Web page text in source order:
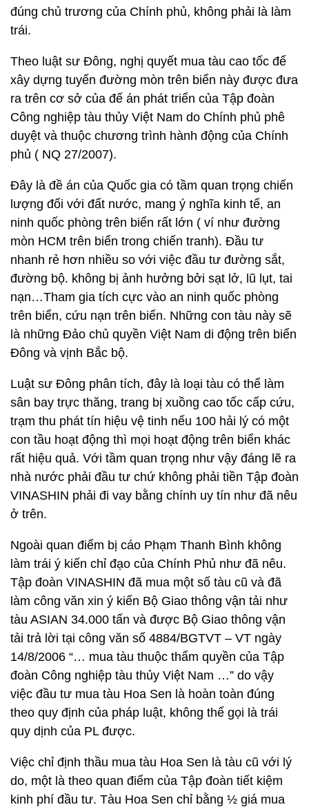
đúng chủ trương của Chính phủ, không phải là làm
trái.
Theo luật sư Đông, nghị quyết mua tàu cao tốc để
xây dựng tuyến đường mòn trên biển này được đưa
ra trên cơ sở của đế án phát triển của Tập đoàn
Công nghiệp tàu thủy Việt Nam do Chính phủ phê
duyệt và thuộc chương trình hành động của Chính
phủ ( NQ 27/2007).
Đây là đề án của Quốc gia có tầm quan trọng chiến
lượng đối với đất nước, mang ý nghĩa kinh tế, an
ninh quốc phòng trên biển rất lớn ( ví như đường
mòn HCM trên biển trong chiến tranh). Đầu tư
nhanh rẻ hơn nhiều so với việc đầu tư đường sắt,
đường bộ. không bị ảnh hưởng bởi sạt lở, lũ lụt, tai
nạn…Tham gia tích cực vào an ninh quốc phòng
trên biển, cứu nạn trên biển. Những con tàu này sẽ
là những Đảo chủ quyền Việt Nam di động trên biển
Đông và vịnh Bắc bộ.
Luật sư Đông phân tích, đây là loại tàu có thể làm
sân bay trực thăng, trang bị xuồng cao tốc cấp cứu,
trạm thu phát tín hiệu vệ tinh nếu 100 hải lý có một
con tầu hoạt động thì mọi hoạt động trên biển khác
rất hiệu quả. Với tầm quan trọng như vậy đáng lẽ ra
nhà nước phải đầu tư chứ không phải tiền Tập đoàn
VINASHIN phải đi vay bằng chính uy tín như đã nêu
ở trên.
Ngoài quan điểm bị cáo Phạm Thanh Bình không
làm trái ý kiến chỉ đạo của Chính Phủ như đã nêu.
Tập đoàn VINASHIN đã mua một số tàu cũ và đã
làm công văn xin ý kiến Bộ Giao thông vận tải như
tàu ASIAN 34.000 tấn và được Bộ Giao thông vận
tải trả lời tại công văn số 4884/BGTVT – VT ngày
14/8/2006 “… mua tàu thuộc thẩm quyền của Tập
đoàn Công nghiệp tàu thủy Việt Nam …” do vậy
việc đầu tư mua tàu Hoa Sen là hoàn toàn đúng
theo quy định của pháp luật, không thể gọi là trái
quy dịnh của PL được.
Việc chỉ định thầu mua tàu Hoa Sen là tàu cũ với lý
do, một là theo quan điểm của Tập đoàn tiết kiệm
kinh phí đầu tư. Tàu Hoa Sen chỉ bằng ½ giá mua